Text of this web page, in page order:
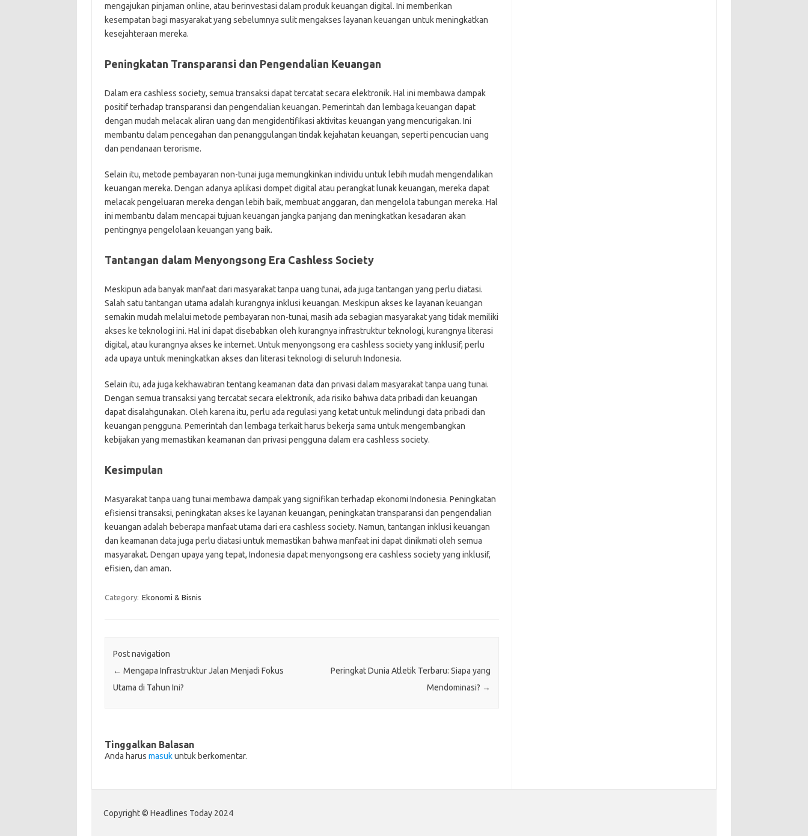
mengajukan pinjaman online, atau berinvestasi dalam produk keuangan digital. Ini memberikan
kesempatan bagi masyarakat yang sebelumnya sulit mengakses layanan keuangan untuk meningkatkan
kesejahteraan mereka.
Peningkatan Transparansi dan Pengendalian Keuangan
Dalam era cashless society, semua transaksi dapat tercatat secara elektronik. Hal ini membawa dampak
positif terhadap transparansi dan pengendalian keuangan. Pemerintah dan lembaga keuangan dapat
dengan mudah melacak aliran uang dan mengidentifikasi aktivitas keuangan yang mencurigakan. Ini
membantu dalam pencegahan dan penanggulangan tindak kejahatan keuangan, seperti pencucian uang
dan pendanaan terorisme.
Selain itu, metode pembayaran non-tunai juga memungkinkan individu untuk lebih mudah mengendalikan
keuangan mereka. Dengan adanya aplikasi dompet digital atau perangkat lunak keuangan, mereka dapat
melacak pengeluaran mereka dengan lebih baik, membuat anggaran, dan mengelola tabungan mereka. Hal
ini membantu dalam mencapai tujuan keuangan jangka panjang dan meningkatkan kesadaran akan
pentingnya pengelolaan keuangan yang baik.
Tantangan dalam Menyongsong Era Cashless Society
Meskipun ada banyak manfaat dari masyarakat tanpa uang tunai, ada juga tantangan yang perlu diatasi.
Salah satu tantangan utama adalah kurangnya inklusi keuangan. Meskipun akses ke layanan keuangan
semakin mudah melalui metode pembayaran non-tunai, masih ada sebagian masyarakat yang tidak memiliki
akses ke teknologi ini. Hal ini dapat disebabkan oleh kurangnya infrastruktur teknologi, kurangnya literasi
digital, atau kurangnya akses ke internet. Untuk menyongsong era cashless society yang inklusif, perlu
ada upaya untuk meningkatkan akses dan literasi teknologi di seluruh Indonesia.
Selain itu, ada juga kekhawatiran tentang keamanan data dan privasi dalam masyarakat tanpa uang tunai.
Dengan semua transaksi yang tercatat secara elektronik, ada risiko bahwa data pribadi dan keuangan
dapat disalahgunakan. Oleh karena itu, perlu ada regulasi yang ketat untuk melindungi data pribadi dan
keuangan pengguna. Pemerintah dan lembaga terkait harus bekerja sama untuk mengembangkan
kebijakan yang memastikan keamanan dan privasi pengguna dalam era cashless society.
Kesimpulan
Masyarakat tanpa uang tunai membawa dampak yang signifikan terhadap ekonomi Indonesia. Peningkatan
efisiensi transaksi, peningkatan akses ke layanan keuangan, peningkatan transparansi dan pengendalian
keuangan adalah beberapa manfaat utama dari era cashless society. Namun, tantangan inklusi keuangan
dan keamanan data juga perlu diatasi untuk memastikan bahwa manfaat ini dapat dinikmati oleh semua
masyarakat. Dengan upaya yang tepat, Indonesia dapat menyongsong era cashless society yang inklusif,
efisien, dan aman.
Category: Ekonomi & Bisnis
Post navigation
← Mengapa Infrastruktur Jalan Menjadi Fokus
Utama di Tahun Ini?
Peringkat Dunia Atletik Terbaru: Siapa yang
Mendominasi? →
Tinggalkan Balasan
Anda harus masukuntuk berkomentar.
Copyright © Headlines Today 2024